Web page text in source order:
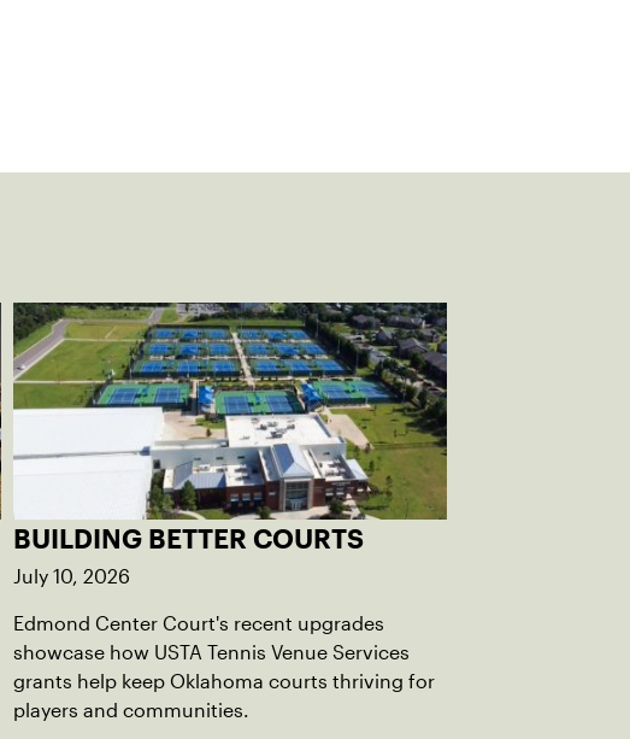
BUILDING BETTER COURTS
July 10, 2026
Edmond Center Court's recent upgrades
showcase how USTA Tennis Venue Services
grants help keep Oklahoma courts thriving for
players and communities.